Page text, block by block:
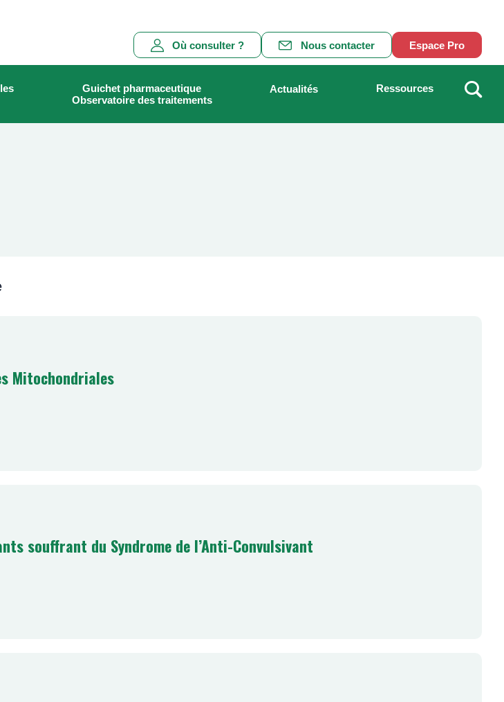
Main
navigation
Où consulter ? Nous contacter Espace Pro
Rechercher
Guichet pharmaceutique
Observatoire des traitements
Actualités Ressources
Mitochondriales
souffrant du Syndrome de l’Anti-Convulsivant